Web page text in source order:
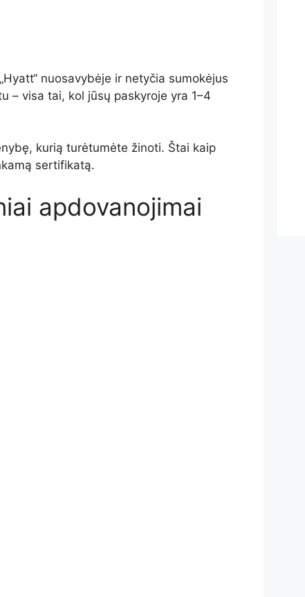
nuosavybėje ir netyčia sumokėjus
– visa tai, kol jūsų paskyroje yra 1–4
kurią turėtumėte žinoti. Štai kaip
sertifikatą.
apdovanojimai